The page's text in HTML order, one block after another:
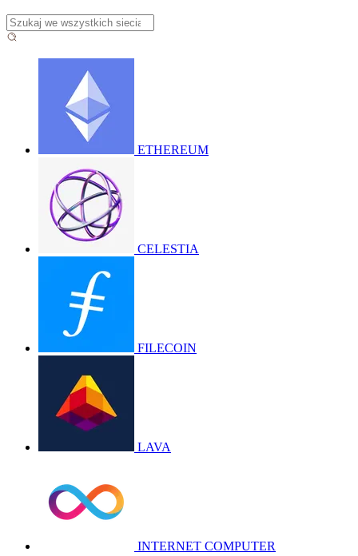
ETHEREUM
CELESTIA
FILECOIN
LAVA
INTERNET COMPUTER